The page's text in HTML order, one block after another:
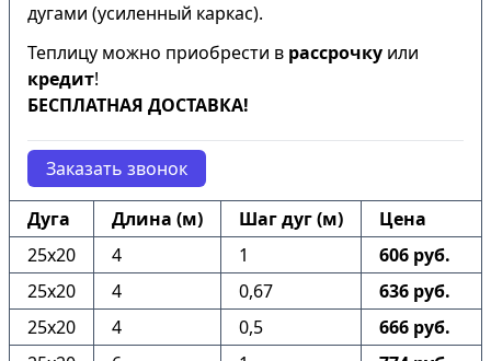
дугами (усиленный каркас).
Теплицу можно приобрести в рассрочку или
кредит!
БЕСПЛАТНАЯ ДОСТАВКА!
Заказать звонок
Дуга Длина (м) Шаг дуг (м)
Цена
25х20
4 1
606 руб.
25х20
4 0,67
636 руб.
25х20
4 0,5
666 руб.